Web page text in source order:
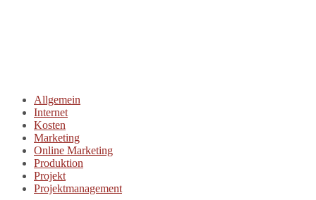
Allgemein
Internet
Kosten
Marketing
Online Marketing
Produktion
Projekt
Projektmanagement